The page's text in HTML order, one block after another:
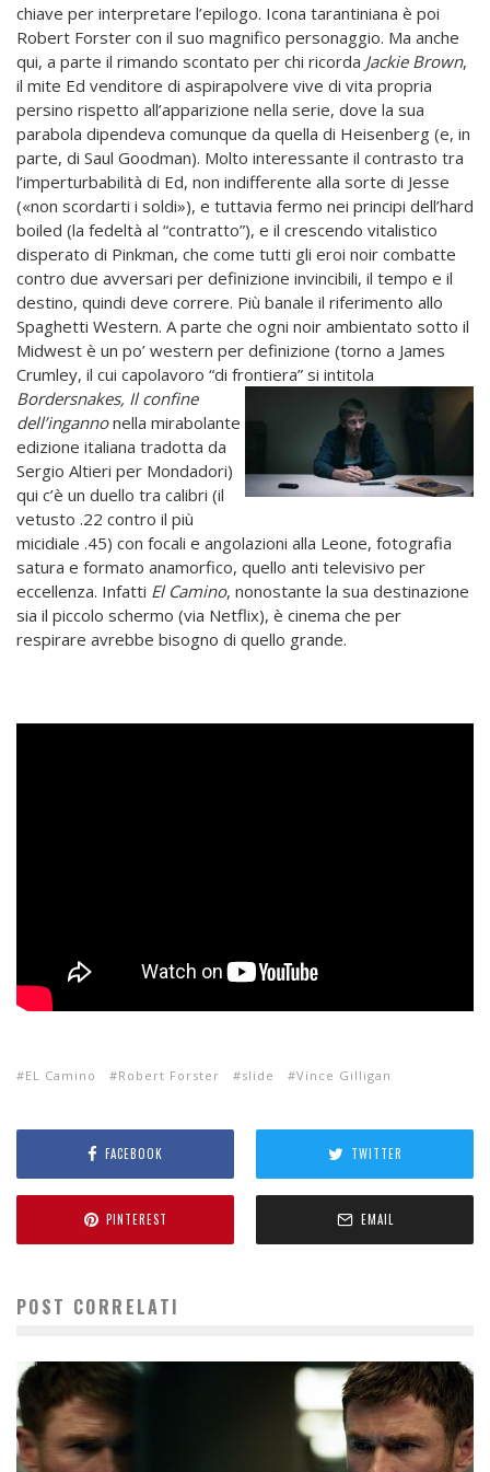
chiave per interpretare l’epilogo. Icona tarantiniana è poi
Robert Forster con il suo magnifico personaggio. Ma anche
qui, a parte il rimando scontato per chi ricorda Jackie Brown,
il mite Ed venditore di aspirapolvere vive di vita propria
persino rispetto all’apparizione nella serie, dove la sua
parabola dipendeva comunque da quella di Heisenberg (e, in
parte, di Saul Goodman). Molto interessante il contrasto tra
l’imperturbabilità di Ed, non indifferente alla sorte di Jesse
(«non scordarti i soldi»), e tuttavia fermo nei principi dell’hard
boiled (la fedeltà al “contratto”), e il crescendo vitalistico
disperato di Pinkman, che come tutti gli eroi noir combatte
contro due avversari per definizione invincibili, il tempo e il
destino, quindi deve correre. Più banale il riferimento allo
Spaghetti Western. A parte che ogni noir ambientato sotto il
Midwest è un po’ western per definizione (torno a James
Crumley, il cui capolavoro “di frontiera” si intitola
Bordersnakes, Il confine
dell’ingannonella mirabolante
edizione italiana tradotta da
Sergio Altieri per Mondadori)
qui c’è un duello tra calibri (il
vetusto .22 contro il più
micidiale .45) con focali e angolazioni alla Leone, fotografia
satura e formato anamorfico, quello anti televisivo per
eccellenza. Infatti El Camino, nonostante la sua destinazione
sia il piccolo schermo (via Netflix), è cinema che per
respirare avrebbe bisogno di quello grande.
EL Camino Robert Forster slide Vince Gilligan
FACEBOOK TWITTER
PINTEREST EMAIL
POST CORRELATI